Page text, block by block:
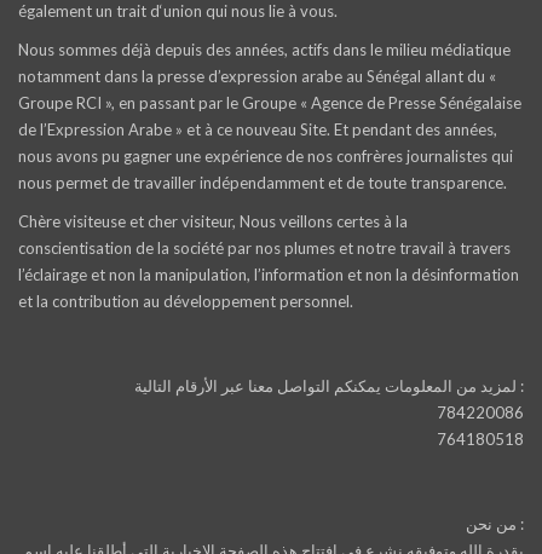
également un trait d‘union qui nous lie à vous.
Nous sommes déjà depuis des années, actifs dans le milieu médiatique
notamment dans la presse d’expression arabe au Sénégal allant du «
Groupe RCI », en passant par le Groupe « Agence de Presse Sénégalaise
de l’Expression Arabe » et à ce nouveau Site. Et pendant des années,
nous avons pu gagner une expérience de nos confrères journalistes qui
nous permet de travailler indépendamment et de toute transparence.
Chère visiteuse et cher visiteur, Nous veillons certes à la
conscientisation de la société par nos plumes et notre travail à travers
l’éclairage et non la manipulation, l’information et non la désinformation
et la contribution au développement personnel.
لمزيد من المعلومات يمكنكم التواصل معنا عبر الأرقام التالية :
784220086
764180518
من نحن :